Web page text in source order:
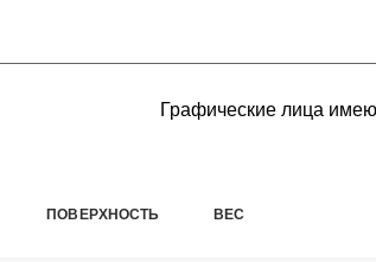
Графические лица
ПОВЕРХНОСТЬ ВЕС